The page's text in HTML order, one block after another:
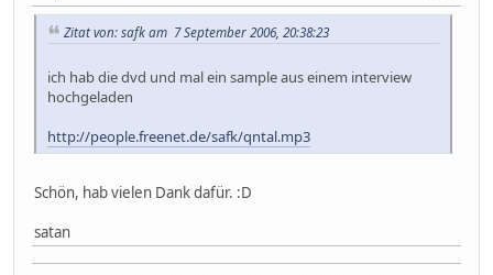
Zitat von: safk am 7 September 2006, 20:38:23
ich hab die dvd und mal ein sample aus einem interview
hochgeladen
http://people.freenet.de/safk/qntal.mp3
Schön, hab vielen Dank dafür. :D
satan